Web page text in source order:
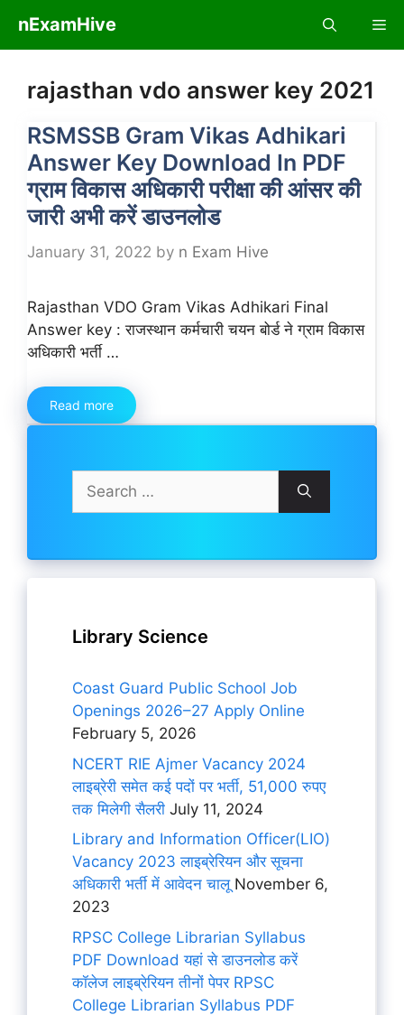
content
nExamHive
rajasthan vdo answer key 2021
RSMSSB Gram Vikas Adhikari
Answer Key Download In PDF
ग्राम विकास अधिकारी परीक्षा की आंसर की
जारी अभी करें डाउनलोड
January 31, 2022 by n Exam Hive
Rajasthan VDO Gram Vikas Adhikari Final
Answer key : राजस्थान कर्मचारी चयन बोर्ड ने ग्राम विकास
अधिकारी भर्ती …
Read more
Search
for:
Library Science
Coast Guard Public School Job
Openings 2026–27 Apply Online
February 5, 2026
NCERT RIE Ajmer Vacancy 2024
लाइब्रेरी समेत कई पदों पर भर्ती, 51,000 रुपए
तक मिलेगी सैलरी July 11, 2024
Library and Information Officer(LIO)
Vacancy 2023 लाइब्रेरियन और सूचना
अधिकारी भर्ती में आवेदन चालूNovember 6,
2023
RPSC College Librarian Syllabus
PDF Download यहां से डाउनलोड करें
कॉलेज लाइब्रेरियन तीनों पेपर RPSC
College Librarian Syllabus PDF